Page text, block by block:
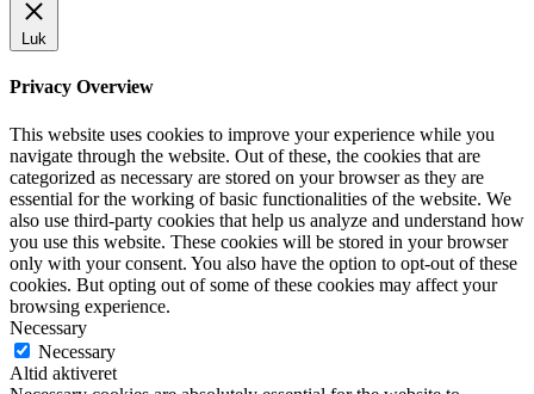
Luk
Privacy Overview
This website uses cookies to improve your experience while you
navigate through the website. Out of these, the cookies that are
categorized as necessary are stored on your browser as they are
essential for the working of basic functionalities of the website. We
also use third-party cookies that help us analyze and understand how
you use this website. These cookies will be stored in your browser
only with your consent. You also have the option to opt-out of these
cookies. But opting out of some of these cookies may affect your
browsing experience.
Necessary
Necessary
Altid aktiveret